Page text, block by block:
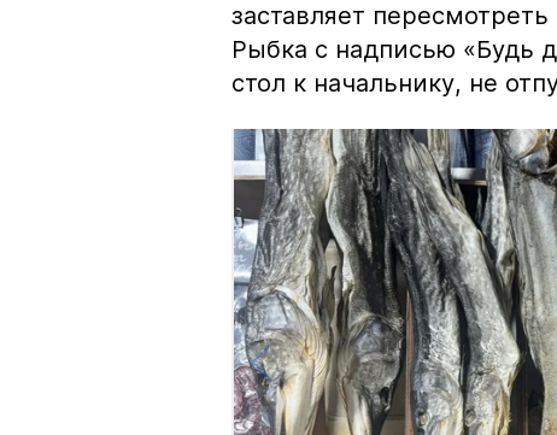
заставляет
Рыбка с надписью «Будь
стол к начальнику, не